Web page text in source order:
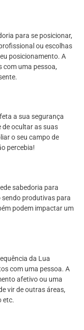
para se posicionar,
ou escolhas
posicionamento. A
uma pessoa,
a sua segurança
de ocultar as suas
o seu campo de
percebia!
sabedoria para
produtivas para
podem impactar um
da Lua
com uma pessoa. A
afetivo ou uma
vir de outras áreas,
etc.